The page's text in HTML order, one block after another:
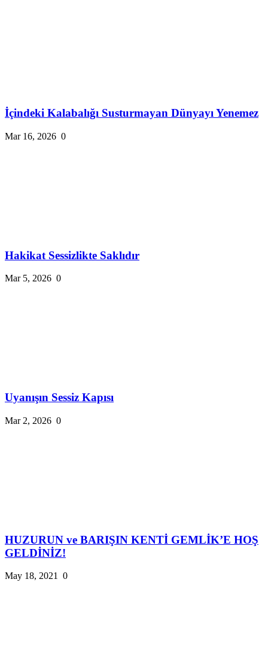
İçindeki Kalabalığı Susturmayan Dünyayı Yenemez
Mar 16, 2026 0
Hakikat Sessizlikte Saklıdır
Mar 5, 2026 0
Uyanışın Sessiz Kapısı
Mar 2, 2026 0
HUZURUN ve BARIŞIN KENTİ GEMLİK’E HOŞ
GELDİNİZ!
May 18, 2021 0